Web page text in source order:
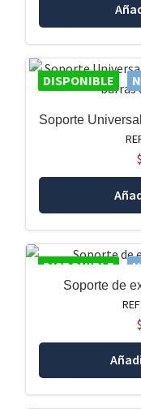
DISPONIBLE
Soporte
$
DISPONIBLE
Soporte de
$